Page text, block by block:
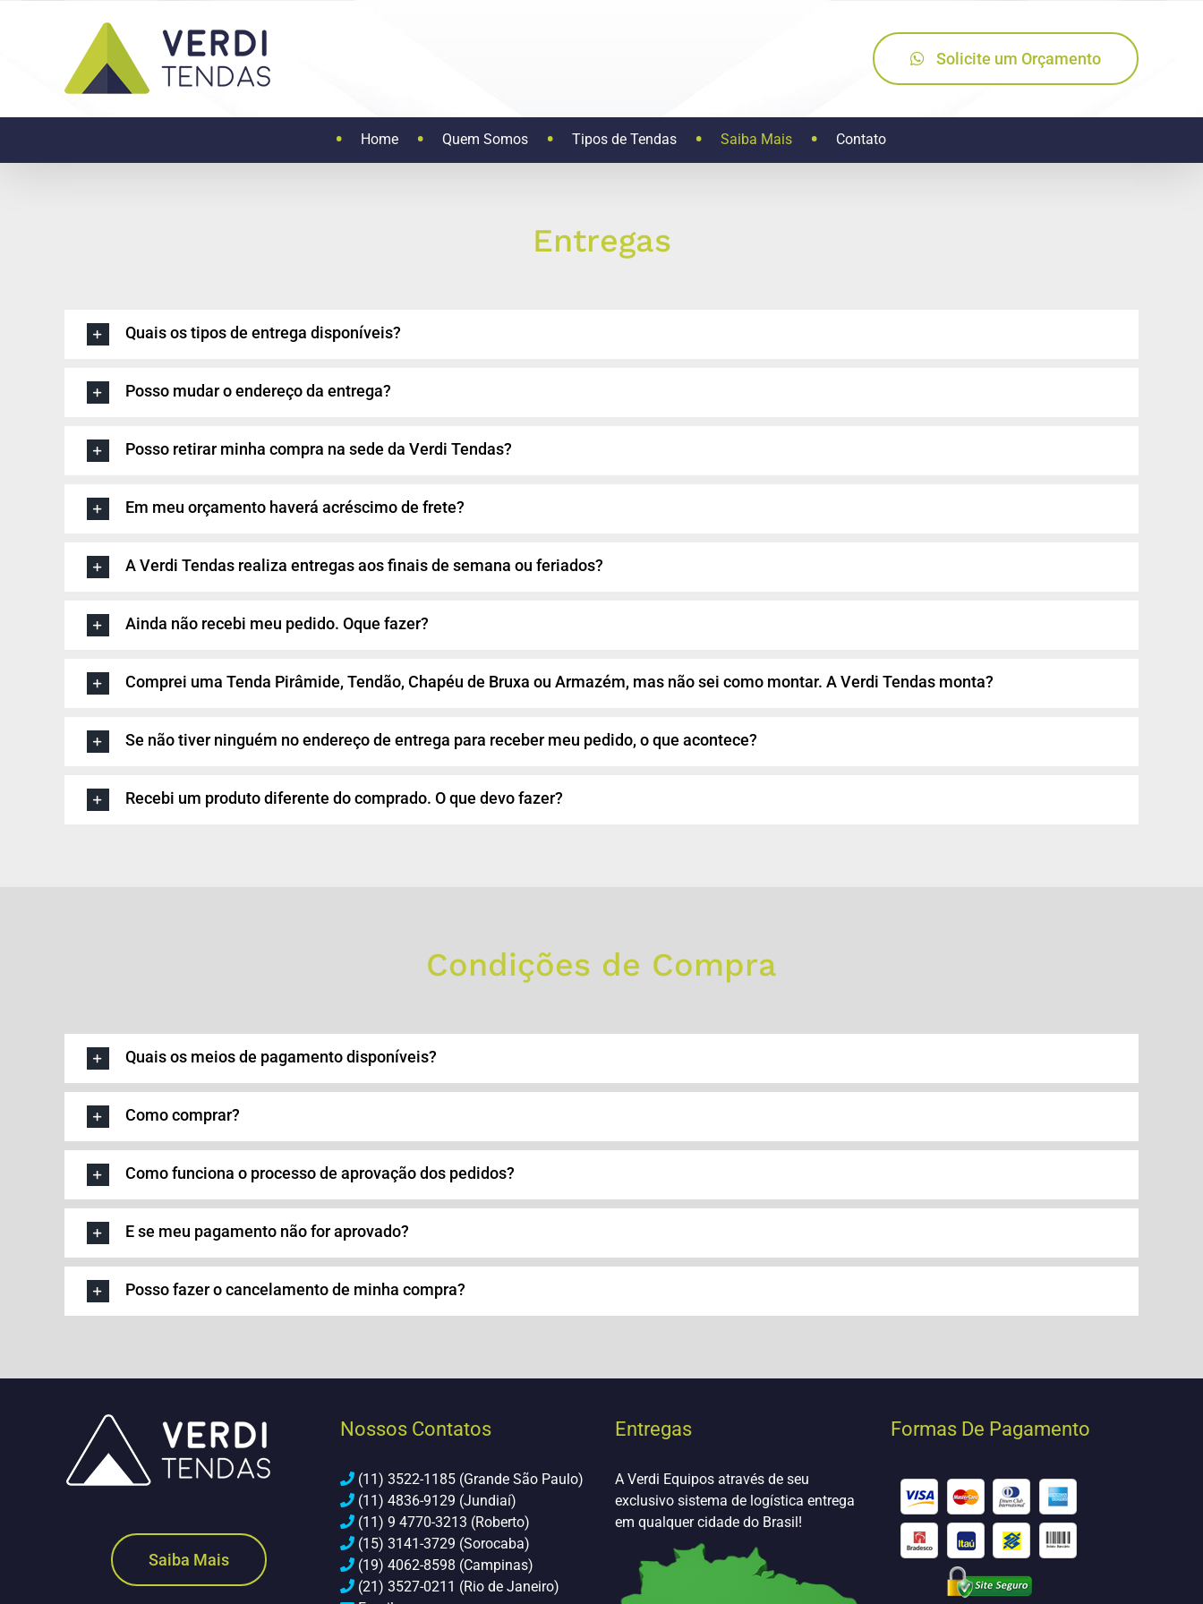
Solicite um Orçamento
Home Quem Somos Tipos de Tendas Saiba Mais Contato
Entregas
Quais os tipos de entrega disponíveis?
Posso mudar o endereço da entrega?
Posso retirar minha compra na sede da Verdi Tendas?
Em meu orçamento haverá acréscimo de frete?
A Verdi Tendas realiza entregas aos finais de semana ou feriados?
Ainda não recebi meu pedido. Oque fazer?
Comprei uma Tenda Pirâmide, Tendão, Chapéu de Bruxa ou Armazém, mas não sei como montar. A Verdi Tendas monta?
Se não tiver ninguém no endereço de entrega para receber meu pedido, o que acontece?
Recebi um produto diferente do comprado. O que devo fazer?
Condições de Compra
Quais os meios de pagamento disponíveis?
Como comprar?
Como funciona o processo de aprovação dos pedidos?
E se meu pagamento não for aprovado?
Posso fazer o cancelamento de minha compra?
Saiba Mais
Nossos Contatos
(11) 3522-1185 (Grande São Paulo)
(11) 4836-9129 (Jundiaí)
(11) 9 4770-3213 (Roberto)
(15) 3141-3729 (Sorocaba)
(19) 4062-8598 (Campinas)
(21) 3527-0211 (Rio de Janeiro)
Entregas
A Verdi Equipos através de seu
exclusivo sistema de logística entrega
em qualquer cidade do Brasil!
Formas De Pagamento